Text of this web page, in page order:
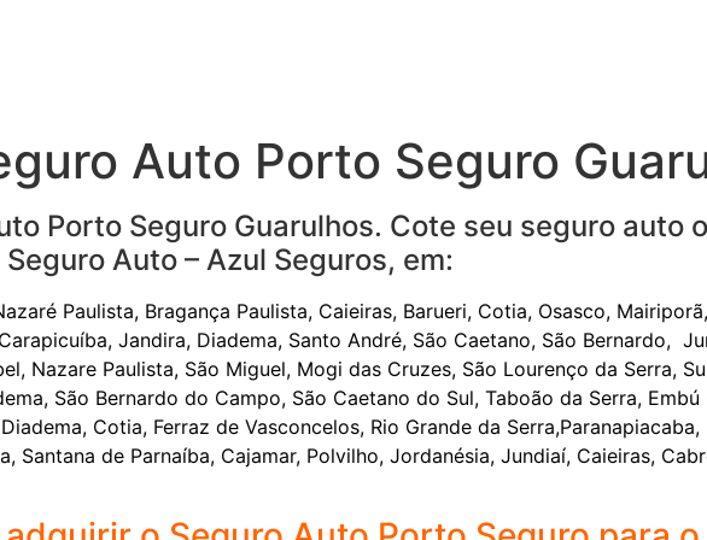
Auto Porto Seguro
Porto Seguro Guarulhos. Cote seu seguro auto
Auto – Azul Seguros, em:
Paulista, Bragança Paulista, Caieiras, Barueri, Cotia, Osasco,
Jandira, Diadema, Santo André, São Caetano, São Bernardo,
Nazare Paulista, São Miguel, Mogi das Cruzes, São Lourenço da Serra,
São Bernardo do Campo, São Caetano do Sul, Taboão da Serra,
Cotia, Ferraz de Vasconcelos, Rio Grande da
Santana de Parnaíba, Cajamar, Polvilho, Jordanésia, Jundiaí, Caieiras,